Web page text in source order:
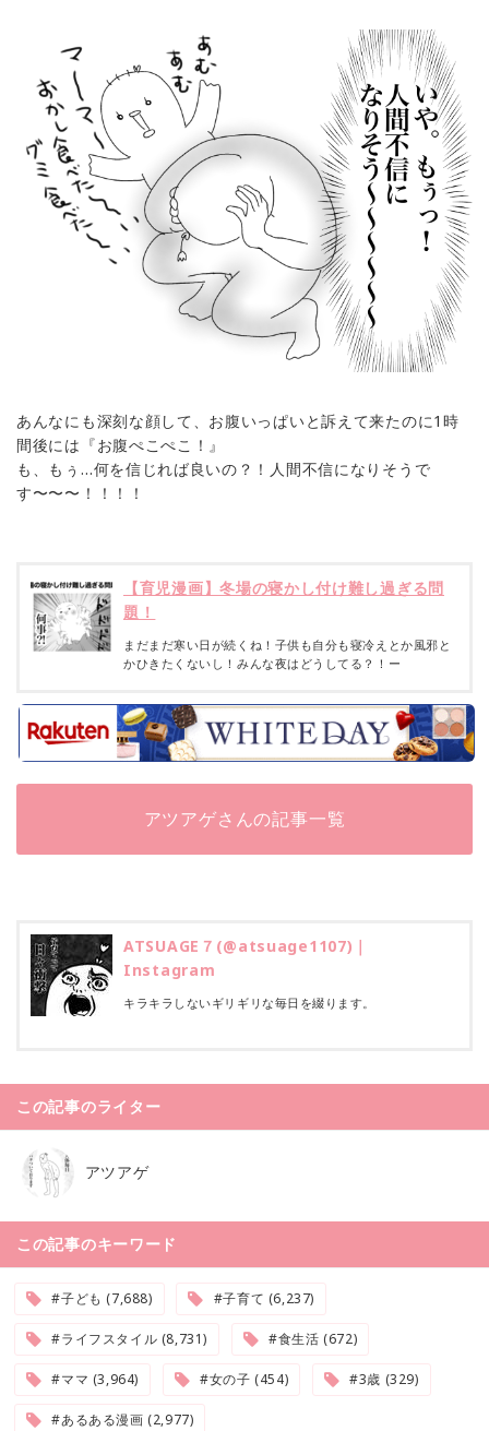
あんなにも深刻な顔して、お腹いっぱいと訴えて来たのに1時
間後には『お腹ぺこぺこ！』
も、もぅ…何を信じれば良いの？！人間不信になりそうで
す〜〜〜！！！！
【育児漫画】冬場の寝かし付け難し過ぎる問
題！
まだまだ寒い日が続くね！子供も自分も寝冷えとか風邪と
かひきたくないし！みんな夜はどうしてる？！ー
アツアゲさんの記事一覧
ATSUAGE７(@atsuage1107)｜
Instagram
キラキラしないギリギリな毎日を綴ります。
この記事のライター
アツアゲ
この記事のキーワード
#子ども (7,688) #子育て (6,237)
#ライフスタイル (8,731) #食生活 (672)
#ママ (3,964) #女の子 (454) #3歳 (329)
#あるある漫画 (2,977)